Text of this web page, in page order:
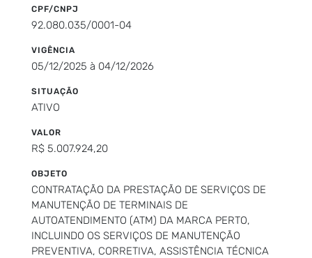
CPF/CNPJ
92.080.035/0001-04
VIGÊNCIA
05/12/2025 à 04/12/2026
SITUAÇÃO
ATIVO
VALOR
R$ 5.007.924,20
OBJETO
CONTRATAÇÃO DA PRESTAÇÃO DE SERVIÇOS DE
MANUTENÇÃO DE TERMINAIS DE
AUTOATENDIMENTO (ATM) DA MARCA PERTO,
INCLUINDO OS SERVIÇOS DE MANUTENÇÃO
PREVENTIVA, CORRETIVA, ASSISTÊNCIA TÉCNICA